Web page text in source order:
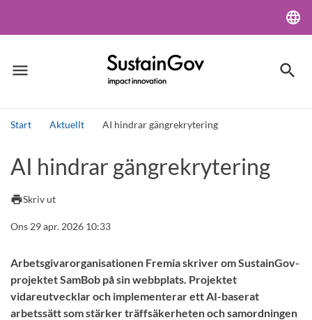
language
menu
Meny search
Sök
Start Aktuellt AI hindrar gängrekrytering
AI hindrar gängrekrytering
printSkriv ut
Ons 29 apr. 2026 10:33
Arbetsgivarorganisationen Fremia skriver om SustainGov-
projektet SamBob på sin webbplats. Projektet
vidareutvecklar och implementerar ett AI-baserat
arbetssätt som stärker träffsäkerheten och samordningen